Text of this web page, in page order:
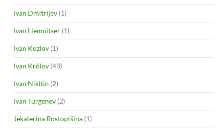
Ivan Dmitrijev (1)
Ivan Hemnitser (1)
Ivan Kozlov (1)
Ivan Krõlov (43)
Ivan Nikitin (2)
Ivan Turgenev (2)
Jekaterina Rostoptšina (1)